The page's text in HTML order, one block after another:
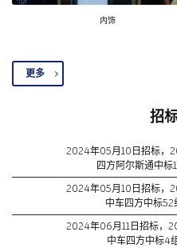
内饰
更多
招
2024年05月10日招标，
四方阿尔斯通中标
2024年05月10日招标，
中车四方中标52
2024年06月11日招标，
中车四方中标4